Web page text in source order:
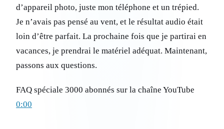
d’appareil photo, juste mon téléphone et un trépied.
Je n’avais pas pensé au vent, et le résultat audio était
loin d’être parfait. La prochaine fois que je partirai en
vacances, je prendrai le matériel adéquat. Maintenant,
passons aux questions.
FAQ spéciale 3000 abonnés sur la chaîne YouTube
0:00